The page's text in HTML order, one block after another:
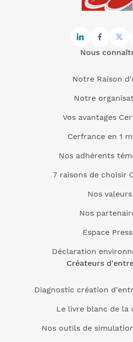
Nous
Notre Raison
Notre
Vos avantages
Cerfrance en 1
Nos adhérents
7 raisons de choisir
Nos valeurs
Nos
Espace
Déclaration
Créateurs
Diagnostic création
Le livre blanc de la
Nos outils de